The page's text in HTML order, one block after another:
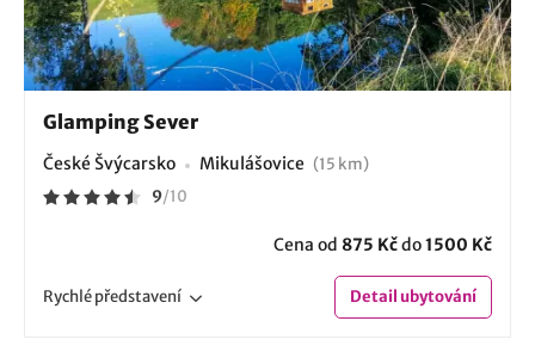
Glamping Sever
České Švýcarsko Mikulášovice (15 km)
9/10
Cena od 875 Kčdo1500 Kč
Rychlépředstavení Detailubytování